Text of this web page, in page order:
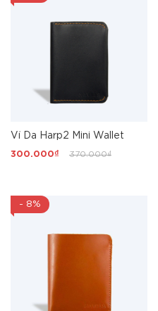
Ví Da Harp2 Mini Wallet
300.000₫ 370.000₫
- 8%